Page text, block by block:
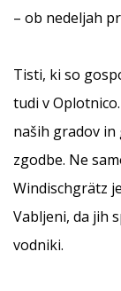
– ob nedeljah
Tisti, ki so
tudi v
naših gradov
zgodbe. Ne
Windischgrätz
Vabljeni, da jih
vodniki.